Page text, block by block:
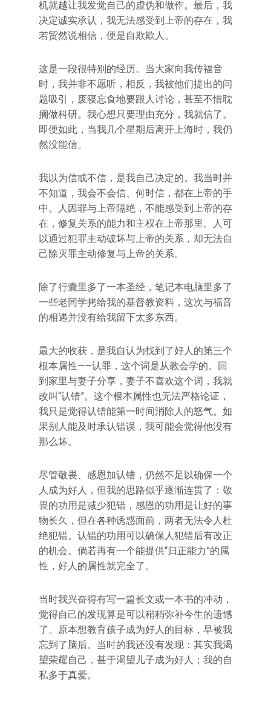
机就越让我发觉自己的虚伪和做作。最后，我
决定诚实承认，我无法感受到上帝的存在，我
若贸然说相信，便是自欺欺人。
这是一段很特别的经历。当大家向我传福音
时，我并非不愿听，相反，我被他们提出的问
题吸引，废寝忘食地要跟人讨论，甚至不惜耽
搁做科研。我心想只要理由充分，我就信了。
即便如此，当我几个星期后离开上海时，我仍
然没能信。
我以为信或不信，是我自己决定的。我当时并
不知道，我会不会信、何时信，都在上帝的手
中。人因罪与上帝隔绝，不能感受到上帝的存
在，修复关系的能力和主权在上帝那里。人可
以通过犯罪主动破坏与上帝的关系，却无法自
己除灭罪主动修复与上帝的关系。
除了行囊里多了一本圣经，笔记本电脑里多了
一些老同学拷给我的基督教资料，这次与福音
的相遇并没有给我留下太多东西。
最大的收获，是我自认为找到了好人的第三个
根本属性——认罪，这个词是从教会学的。回
到家里与妻子分享，妻子不喜欢这个词，我就
改叫“认错”。这个根本属性也无法严格论证，
我只是觉得认错能第一时间消除人的怒气。如
果别人能及时承认错误，我可能会觉得他没有
那么坏。
尽管敬畏、感恩加认错，仍然不足以确保一个
人成为好人，但我的思路似乎逐渐连贯了：敬
畏的功用是减少犯错，感恩的功用是让好的事
物长久，但在各种诱惑面前，两者无法令人杜
绝犯错。认错的功用可以确保人犯错后有改正
的机会。倘若再有一个能提供“归正能力”的属
性，好人的属性就完全了。
当时我兴奋得有写一篇长文或一本书的冲动，
觉得自己的发现算是可以稍稍弥补今生的遗憾
了。原本想教育孩子成为好人的目标，早被我
忘到了脑后。当时的我还没有发现：其实我渴
望荣耀自己，甚于渴望儿子成为好人；我的自
私多于真爱。